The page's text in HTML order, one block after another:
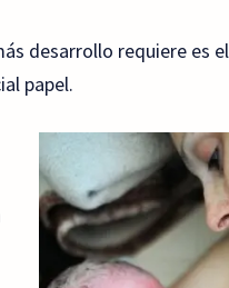
desarrollo requiere es el
papel.